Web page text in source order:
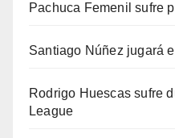
Pachuca Femenil sufre
Santiago Núñez jugará
Rodrigo Huescas sufre
League